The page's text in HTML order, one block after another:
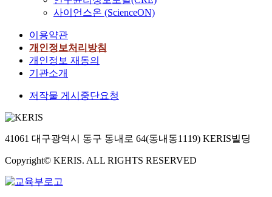
사이언스온 (ScienceON)
이용약관
개인정보처리방침
개인정보 재동의
기관소개
저작물 게시중단요청
41061 대구광역시 동구 동내로 64(동내동1119) KERIS빌딩
Copyright© KERIS. ALL RIGHTS RESERVED